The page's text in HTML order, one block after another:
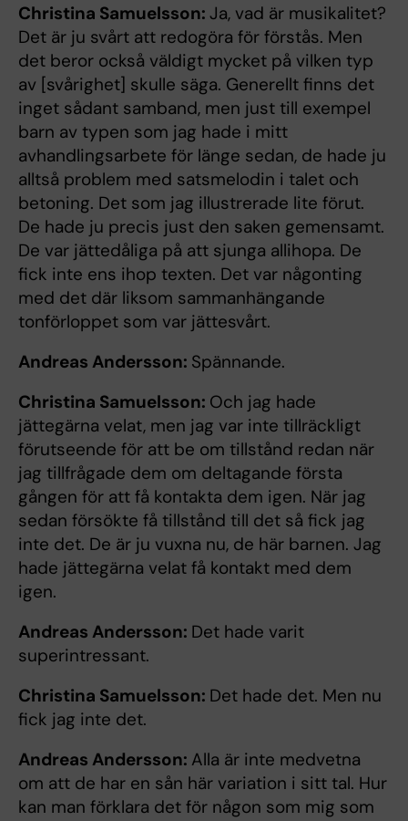
Christina Samuelsson: Ja, vad är musikalitet?
Det är ju svårt att redogöra för förstås. Men
det beror också väldigt mycket på vilken typ
av [svårighet] skulle säga. Generellt finns det
inget sådant samband, men just till exempel
barn av typen som jag hade i mitt
avhandlingsarbete för länge sedan, de hade ju
alltså problem med satsmelodin i talet och
betoning. Det som jag illustrerade lite förut.
De hade ju precis just den saken gemensamt.
De var jättedåliga på att sjunga allihopa. De
fick inte ens ihop texten. Det var någonting
med det där liksom sammanhängande
tonförloppet som var jättesvårt.
Andreas Andersson: Spännande.
Christina Samuelsson: Och jag hade
jättegärna velat, men jag var inte tillräckligt
förutseende för att be om tillstånd redan när
jag tillfrågade dem om deltagande första
gången för att få kontakta dem igen. När jag
sedan försökte få tillstånd till det så fick jag
inte det. De är ju vuxna nu, de här barnen. Jag
hade jättegärna velat få kontakt med dem
igen.
Andreas Andersson: Det hade varit
superintressant.
Christina Samuelsson: Det hade det. Men nu
fick jag inte det.
Andreas Andersson: Alla är inte medvetna
om att de har en sån här variation i sitt tal. Hur
kan man förklara det för någon som mig som